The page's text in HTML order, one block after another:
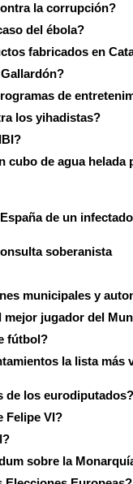
la corrupción?
del ébola?
fabricados en
de
los yihadistas?
cubo de agua helada
de un
soberanista
municipales y
mejor jugador del
fútbol?
la lista más
de los eurodiputados?
Felipe VI?
sobre la